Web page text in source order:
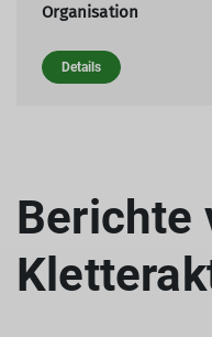
Organisation
Details
Berichte